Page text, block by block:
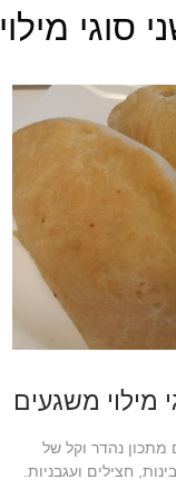
סוגי מילוי
מילוי משגעים
מתכון נהדר וקל של
חצילים ועגבניות.